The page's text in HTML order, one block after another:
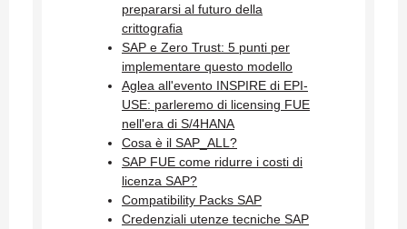
prepararsi al futuro della
crittografia
SAP e Zero Trust: 5 punti per
implementare questo modello
Aglea all'evento INSPIRE di EPI-
USE: parleremo di licensing FUE
nell'era di S/4HANA
Cosa è il SAP_ALL?
SAP FUE come ridurre i costi di
licenza SAP?
Compatibility Packs SAP
Credenziali utenze tecniche SAP